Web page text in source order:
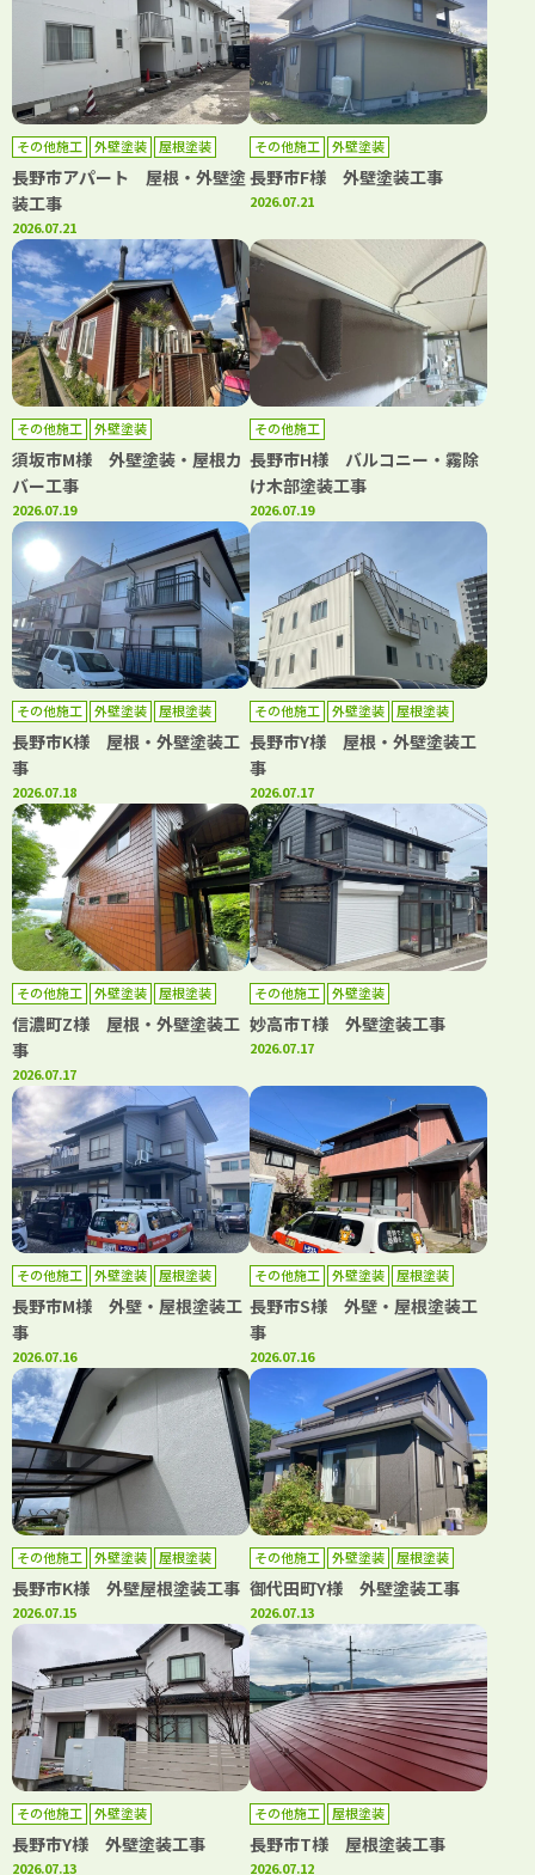
その他施工 外壁塗装 屋根塗装
長野市アパート 屋根・外壁塗
装工事
2026.07.21
その他施工 外壁塗装
長野市F様 外壁塗装工事
2026.07.21
その他施工 外壁塗装
須坂市M様 外壁塗装・屋根カ
バー工事
2026.07.19
その他施工
長野市H様 バルコニー・霧除
け木部塗装工事
2026.07.19
その他施工 外壁塗装 屋根塗装
長野市K様 屋根・外壁塗装工
事
2026.07.18
その他施工 外壁塗装 屋根塗装
長野市Y様 屋根・外壁塗装工
事
2026.07.17
その他施工 外壁塗装 屋根塗装
信濃町Z様 屋根・外壁塗装工
事
2026.07.17
その他施工 外壁塗装
妙高市T様 外壁塗装工事
2026.07.17
その他施工 外壁塗装 屋根塗装
長野市M様 外壁・屋根塗装工
事
2026.07.16
その他施工 外壁塗装 屋根塗装
長野市S様 外壁・屋根塗装工
事
2026.07.16
その他施工 外壁塗装 屋根塗装
長野市K様 外壁屋根塗装工事
2026.07.15
その他施工 外壁塗装 屋根塗装
御代田町Y様 外壁塗装工事
2026.07.13
その他施工 外壁塗装
長野市Y様 外壁塗装工事
2026.07.13
その他施工 屋根塗装
長野市T様 屋根塗装工事
2026.07.12